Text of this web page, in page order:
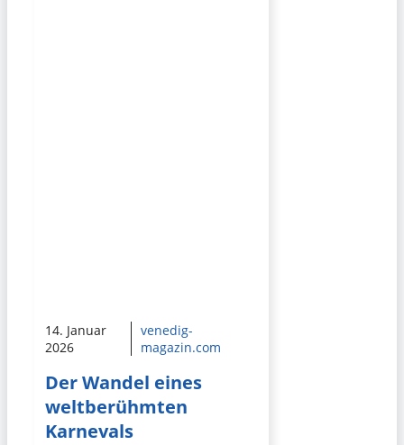
14. Januar
2026
venedig-
magazin.com
Der Wandel eines
weltberühmten
Karnevals